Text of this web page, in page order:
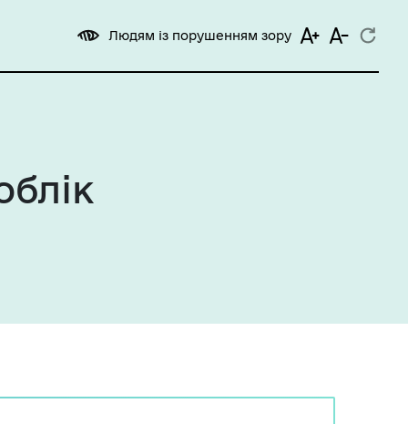
Людям із порушенням зору